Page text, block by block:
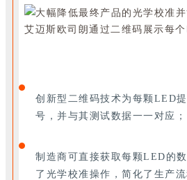
创新型二维码技术为每颗LED
号，并与其测试数据一一对应；
制造商可直接获取每颗LED的
了光学校准操作，简化了生产流